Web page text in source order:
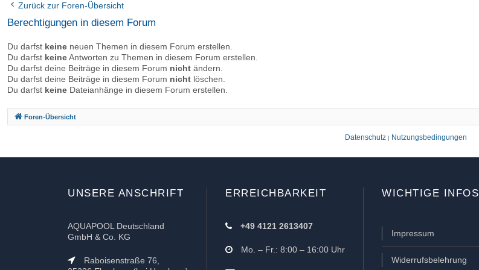
Zurück zur Foren-Übersicht
Berechtigungen in diesem Forum
Du darfst keine neuen Themen in diesem Forum erstellen.
Du darfst keineAntworten zu Themen in diesem Forum erstellen.
Du darfst deine Beiträge in diesem Forum nicht ändern.
Du darfst deine Beiträge in diesem Forum nicht löschen.
Du darfst keine Dateianhänge in diesem Forum erstellen.
Foren-Übersicht
Datenschutz | Nutzungsbedingungen
UNSERE ANSCHRIFT
AQUAPOOL Deutschland
GmbH & Co. KG
Raboisenstraße 76,
ERREICHBARKEIT
+49 4121 2613407
Mo. – Fr.: 8:00 – 16:00 Uhr
WICHTIGE INFOS
Impressum
Widerrufsbelehrung